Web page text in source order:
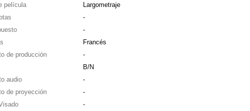
película
Largometraje
-
-
Francés
de producción
-
B/N
audio
-
de proyección
-
-